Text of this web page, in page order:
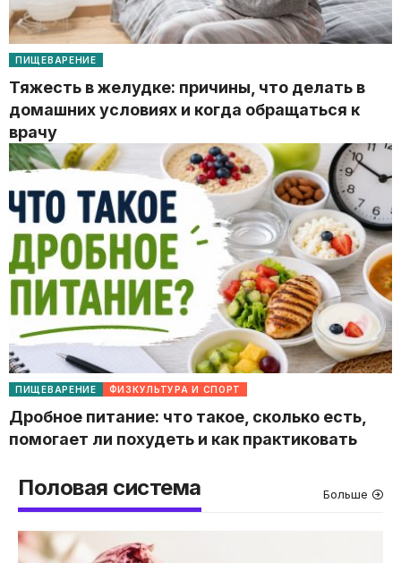
ПИЩЕВАРЕНИЕ
Тяжесть в желудке: причины, что делать в
домашних условиях и когда обращаться к
врачу
ПИЩЕВАРЕНИЕ ФИЗКУЛЬТУРА И СПОРТ
Дробное питание: что такое, сколько есть,
помогает ли похудеть и как практиковать
Половая система Больше